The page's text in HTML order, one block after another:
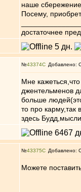
наше
Посему,
достаточнее
№43374 Добавлено:
Мне
джентельменов
больше
то про карму,так
здесь
№43375 Добавлено:
Можете